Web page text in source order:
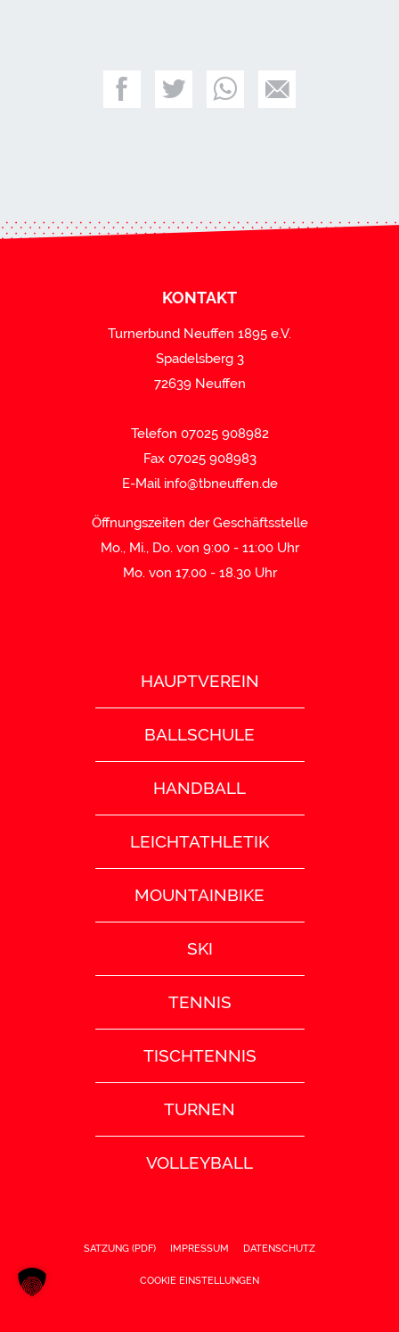
KONTAKT
Turnerbund Neuffen 1895 e.V.
Spadelsberg 3
72639 Neuffen
Telefon 07025 908982
Fax 07025 908983
E-Mail info@tbneuffen.de
Öffnungszeiten der Geschäftsstelle
Mo., Mi., Do. von 9:00 - 11:00 Uhr
Mo. von 17.00 - 18.30 Uhr
HAUPTVEREIN
BALLSCHULE
HANDBALL
LEICHTATHLETIK
MOUNTAINBIKE
SKI
TENNIS
TISCHTENNIS
TURNEN
VOLLEYBALL
SATZUNG (PDF) IMPRESSUM DATENSCHUTZ
COOKIE EINSTELLUNGEN